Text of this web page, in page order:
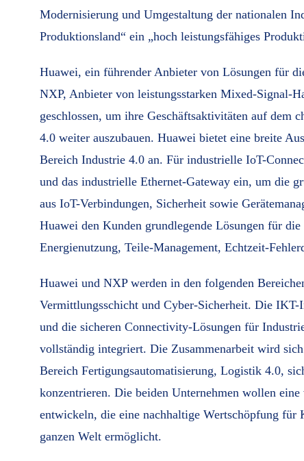
Modernisierung und Umgestaltung der nationalen
Produktionsland“ ein „hoch leistungsfähiges
Huawei, ein führender Anbieter von Lösungen für
NXP, Anbieter von leistungsstarken Mixed-Signal-
geschlossen, um ihre Geschäftsaktivitäten auf dem
4.0 weiter auszubauen. Huawei bietet eine breite
Bereich Industrie 4.0 an. Für industrielle IoT-
und das industrielle Ethernet-Gateway ein, um die
aus IoT-Verbindungen, Sicherheit sowie
Huawei den Kunden grundlegende Lösungen für
Energienutzung, Teile-Management, Echtzeit-
Huawei und NXP werden in den folgenden
Vermittlungsschicht und Cyber-Sicherheit. Die
und die sicheren Connectivity-Lösungen für
vollständig integriert. Die Zusammenarbeit wird
Bereich Fertigungsautomatisierung, Logistik 4.0,
konzentrieren. Die beiden Unternehmen wollen
entwickeln, die eine nachhaltige Wertschöpfung
ganzen Welt ermöglicht.